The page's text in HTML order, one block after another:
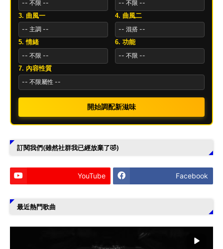
3. 曲風一 4. 曲風二
5. 情緒 6. 功能
7. 內容性質
開始調配新滋味
訂閱我們(雖然社群我已經放棄了🤣)
YouTube Facebook
最近熱門歌曲